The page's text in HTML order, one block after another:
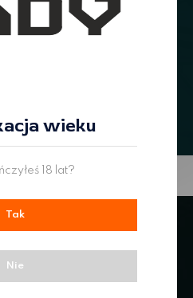
wieku
18 lat?
Tak
Nie